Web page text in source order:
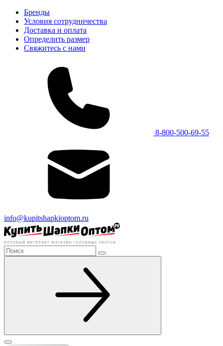
Бренды
Условия сотрудничества
Доставка и оплата
Определить размер
Свяжитесь с нами
8-800-500-69-55
info@kupitshapkioptom.ru